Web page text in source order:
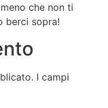
che non ti
berci sopra!
I campi